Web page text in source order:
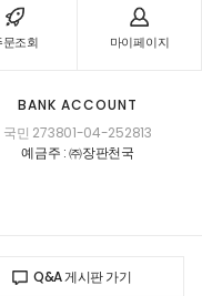
문조회 마이페이지
BANK ACCOUNT
국민 273801-04-252813
예금주 : ㈜장판천국
Q&A 게시판 가기